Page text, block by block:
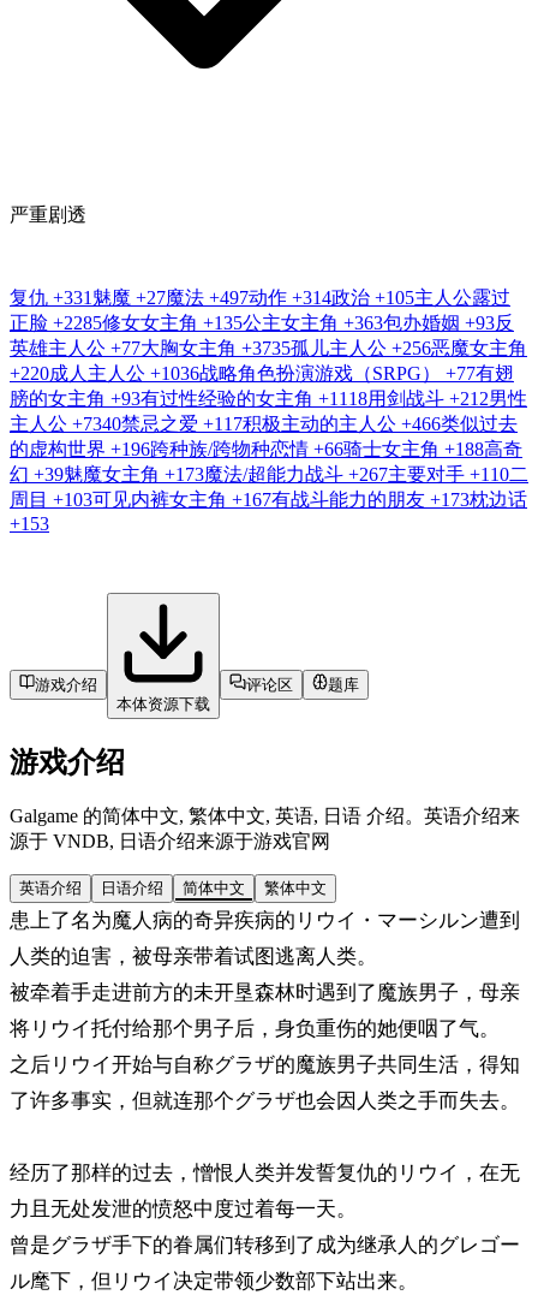
严重剧透
复仇 +331 魅魔 +27魔法 +497动作 +314政治 +105主人公露过
正脸 +2285修女女主角 +135公主女主角 +363包办婚姻 +93反
英雄主人公 +77大胸女主角 +3735孤儿主人公 +256恶魔女主角
+220成人主人公 +1036战略角色扮演游戏（SRPG） +77有翅
膀的女主角 +93有过性经验的女主角 +1118用剑战斗 +212男性
主人公 +7340禁忌之爱 +117积极主动的主人公 +466类似过去
的虚构世界 +196跨种族/跨物种恋情 +66骑士女主角 +188高奇
幻 +39魅魔女主角 +173魔法/超能力战斗 +267主要对手 +110二
周目 +103可见内裤女主角 +167有战斗能力的朋友 +173枕边话
+153
游戏介绍
本体资源下载
评论区 题库
游戏介绍
Galgame 的简体中文, 繁体中文, 英语, 日语 介绍。英语介绍来
源于 VNDB, 日语介绍来源于游戏官网
英语介绍 日语介绍 简体中文 繁体中文
患上了名为魔人病的奇异疾病的リウイ・マーシルン遭到
人类的迫害，被母亲带着试图逃离人类。
被牵着手走进前方的未开垦森林时遇到了魔族男子，母亲
将リウイ托付给那个男子后，身负重伤的她便咽了气。
之后リウイ开始与自称グラザ的魔族男子共同生活，得知
了许多事实，但就连那个グラザ也会因人类之手而失去。
经历了那样的过去，憎恨人类并发誓复仇的リウイ，在无
力且无处发泄的愤怒中度过着每一天。
曾是グラザ手下的眷属们转移到了成为继承人的グレゴー
ル麾下，但リウイ决定带领少数部下站出来。